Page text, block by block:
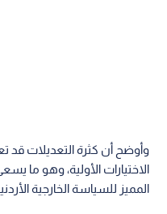
وأوضح أن كثرة التعديلات قد
الاختيارات الأولية، وهو ما
المميز للسياسة الخارجية